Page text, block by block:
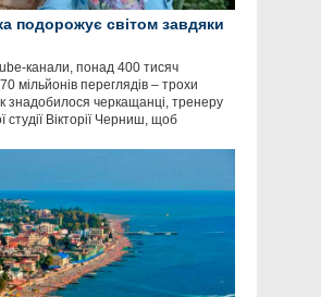
подорожує світом завдяки
канали, понад 400 тисяч
70 мільйонів переглядів – трохи
знадобилося черкащанці, тренеру
студії Вікторії Черниш, щоб